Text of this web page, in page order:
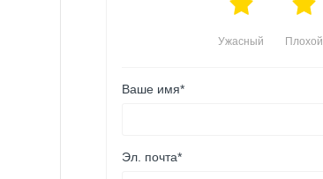
Плохой
Ужасный
Ваше имя*
Эл. почта*